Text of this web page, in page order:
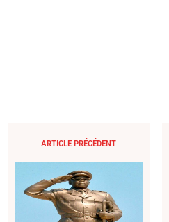
ARTICLE PRÉCÉDENT